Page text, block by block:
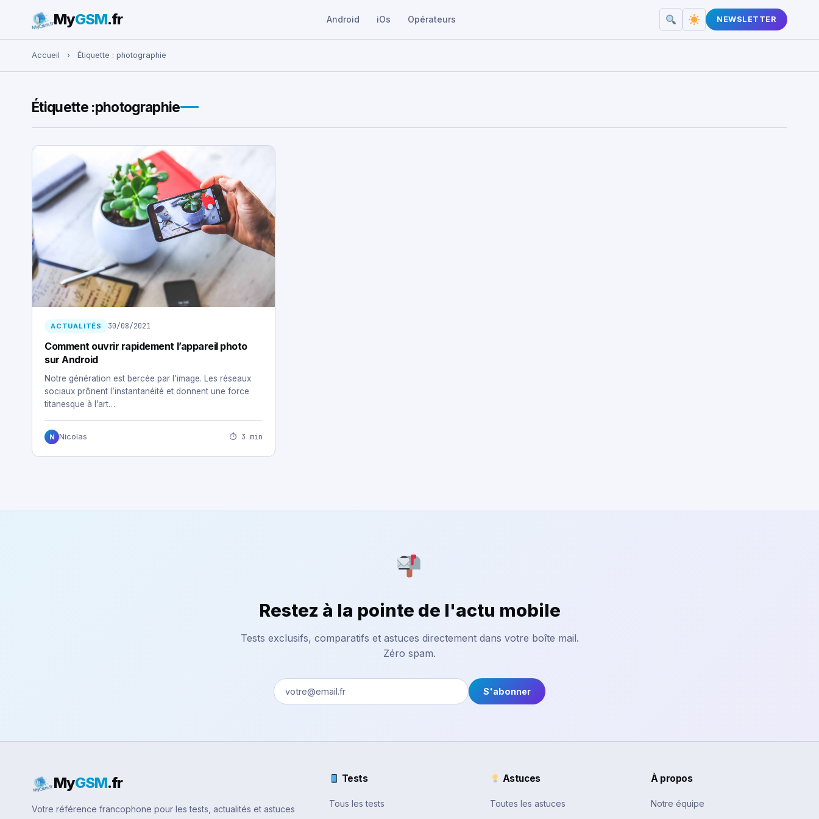
Rechercher :
MyGSM.fr Android iOs Opérateurs NEWSLETTER
Accueil › Étiquette : photographie
Étiquette :photographie
ACTUALITÉS 30/08/2021
Comment ouvrir rapidement l’appareil photo
sur Android
Notre génération est bercée par l’image. Les réseaux
sociaux prônent l’instantanéité et donnent une force
titanesque à l’art…
N Nicolas ⏱ 3 min
Restez à la pointe de l'actu mobile
Tests exclusifs, comparatifs et astuces directement dans votre boîte mail.
Zéro spam.
S'abonner
MyGSM.fr
Votre référence francophone pour les tests, actualités et astuces
Tests
Tous les tests
Astuces
Toutes les astuces
À propos
Notre équipe